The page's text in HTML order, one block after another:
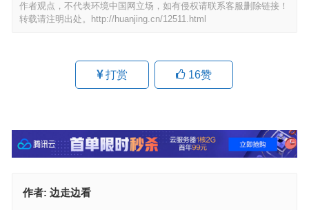
作者观点，不代表环境中国网立场，如有侵权请联系客服删除链接！
转载请注明出处。
http://huanjing.cn/12511.html
打赏 16赞
作者: 边走边看